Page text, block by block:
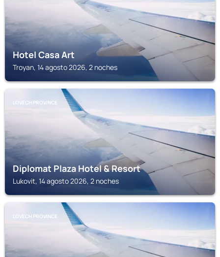
Hotel Casa Art
Troyan, 14 agosto 2026, 2 noches
LOVECH PROVINCE
Diplomat Plaza Hotel & Resort
Lukovit, 14 agosto 2026, 2 noches
LOVECH PROVINCE